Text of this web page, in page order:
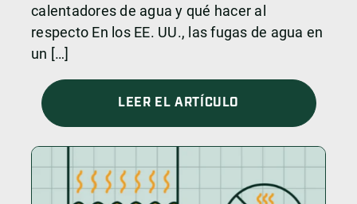
calentadores de agua y qué hacer al
respecto En los EE. UU., las fugas de agua en
un […]
LEER EL ARTÍCULO